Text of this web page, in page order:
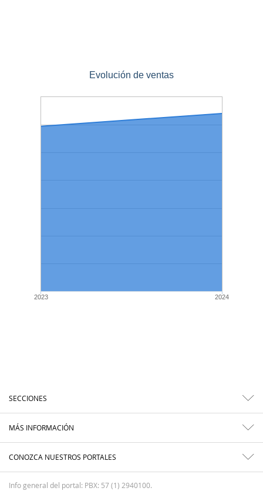
Evolución de ventas
2023 2024
SECCIONES
MÁS INFORMACIÓN
CONOZCA NUESTROS PORTALES
Info general del portal: PBX: 57 (1) 2940100.